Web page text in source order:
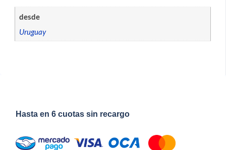
desde
Uruguay
Hasta en 6 cuotas sin recargo